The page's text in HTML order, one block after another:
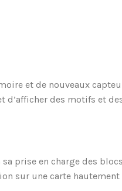
et de nouveaux
d’afficher des motifs et
prise en charge des
sur une carte